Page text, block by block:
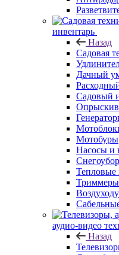
инвентарь
Назад
Садовая
Дачный
Садовый
Мотобуры
Насосы и
Триммеры
аудио-видео
Назад